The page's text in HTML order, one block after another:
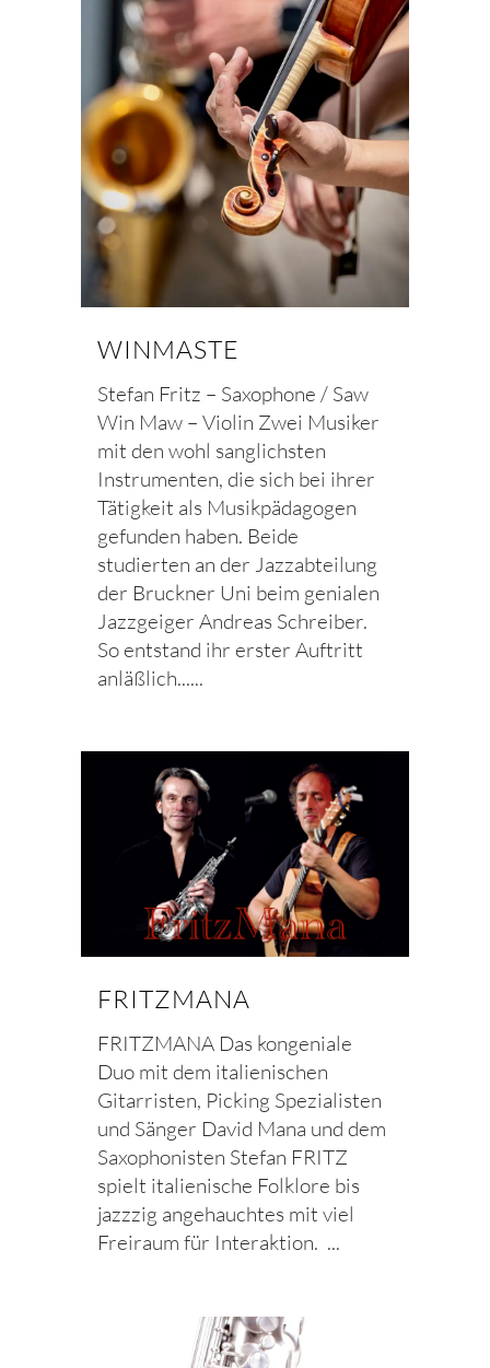
WINMASTE
Stefan Fritz – Saxophone / Saw
Win Maw – Violin Zwei Musiker
mit den wohl sanglichsten
Instrumenten, die sich bei ihrer
Tätigkeit als Musikpädagogen
gefunden haben. Beide
studierten an der Jazzabteilung
der Bruckner Uni beim genialen
Jazzgeiger Andreas Schreiber.
So entstand ihr erster Auftritt
anläßlich......
FRITZMANA
FRITZMANA Das kongeniale
Duo mit dem italienischen
Gitarristen, Picking Spezialisten
und Sänger David Mana und dem
Saxophonisten Stefan FRITZ
spielt italienische Folklore bis
jazzzig angehauchtes mit viel
Freiraum für Interaktion. ...